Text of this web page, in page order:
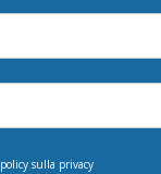
policy sulla privacy